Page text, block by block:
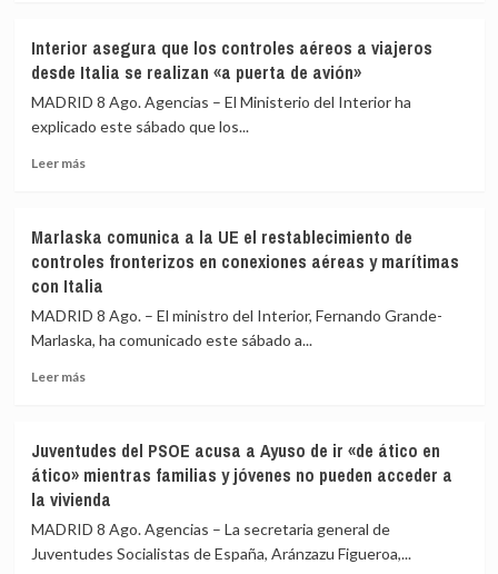
de
Huelva
y
y
pide
amplía
a
los
aeropuertos
Málaga,
y
Valencia
los
controles
viajeros
desde
Interior asegura que los controles aéreos a viajeros
desde Italia se realizan «a puerta de avión»
MADRID 8 Ago. Agencias – El Ministerio del Interior ha
explicado este sábado que los...
Leer másLeer
asegura
que
los
controles
aéreos
a
viajeros
realizan
«a
puerta
avión»
Marlaska comunica a la UE el restablecimiento de
controles fronterizos en conexiones aéreas y marítimas
con Italia
MADRID 8 Ago. – El ministro del Interior, Fernando Grande-
Marlaska, ha comunicado este sábado a...
Leer másLeer
comunica
a
la
UE
restablecimiento
Juventudes del PSOE acusa a Ayuso de ir «de ático en
ático» mientras familias y jóvenes no pueden acceder a
la vivienda
MADRID 8 Ago. Agencias – La secretaria general de
Juventudes Socialistas de España, Aránzazu Figueroa,...